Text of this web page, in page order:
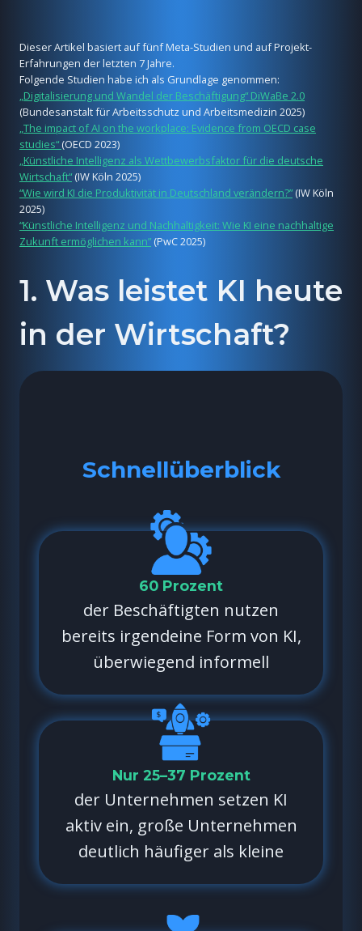
Dieser Artikel basiert auf fünf Meta-Studien und auf Projekt-
Erfahrungen der letzten 7 Jahre.
Folgende Studien habe ich als Grundlage genommen:
„Digitalisierung und Wandel der Beschäftigung“ DiWaBe 2.0
(Bundesanstalt für Arbeitsschutz und Arbeitsmedizin 2025)
„The impact of AI on the workplace: Evidence from OECD case
studies“(OECD 2023)
„Künstliche Intelligenz als Wettbewerbsfaktor für die deutsche
Wirtschaft“ (IW Köln 2025)
“Wie wird KI die Produktivität in Deutschland verändern?” (IW Köln
2025)
“Künstliche Intelligenz und Nachhaltigkeit: Wie KI eine nachhaltige
Zukunft ermöglichen kann” (PwC 2025)
1. Was leistet KI heute
in der Wirtschaft?
Schnellüberblick
60 Prozent
der Beschäftigten nutzen
bereits irgendeine Form von KI,
überwiegend informell
Nur 25–37 Prozent
der Unternehmen setzen KI
aktiv ein, große Unternehmen
deutlich häufiger als kleine